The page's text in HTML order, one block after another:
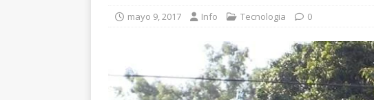
mayo 9, 2017 Info Tecnologia 0